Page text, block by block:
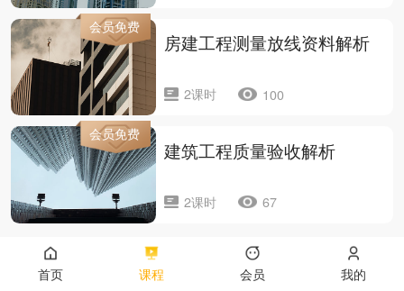
会员免费
房建工程测量放线资料解析
2课时 100
会员免费
建筑工程质量验收解析
2课时 67
首页 课程 会员 我的